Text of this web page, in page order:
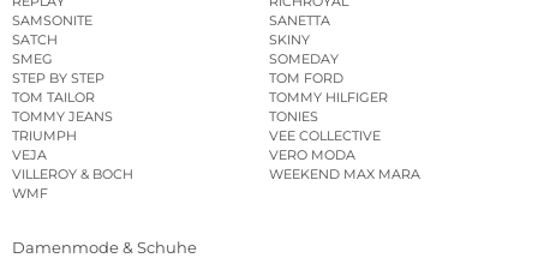
SAMSONITE
SANETTA
SATCH
SKINY
SMEG
SOMEDAY
STEP BY STEP
TOM FORD
TOM TAILOR
TOMMY HILFIGER
TOMMY JEANS
TONIES
TRIUMPH
VEE COLLECTIVE
VEJA
VERO MODA
VILLEROY & BOCH
WEEKEND MAX MARA
WMF
Damenmode & Schuhe